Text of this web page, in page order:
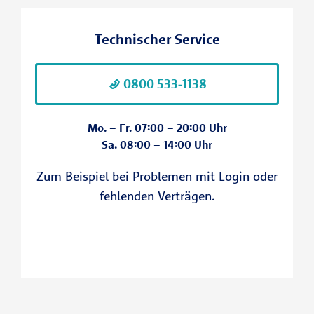
Gemeinschaften z.B. Eheleute
Smartphones.
Ein Download in den Appstores ist aktuell
nicht möglich.
Technischer Service
0800 533-1138
Mo. – Fr. 07:00 – 20:00 Uhr
Sa. 08:00 – 14:00 Uhr
Zum Beispiel bei Problemen mit Login oder
fehlenden Verträgen.